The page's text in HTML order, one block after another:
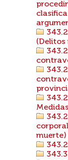
(Delitos
muerte)